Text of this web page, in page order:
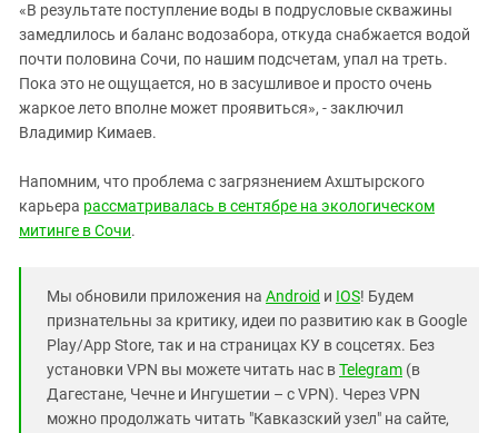
«В результате поступление воды в подрусловые скважины
замедлилось и баланс водозабора, откуда снабжается водой
почти половина Сочи, по нашим подсчетам, упал на треть.
Пока это не ощущается, но в засушливое и просто очень
жаркое лето вполне может проявиться», - заключил
Владимир Кимаев.
Напомним, что проблема с загрязнением Ахштырского
карьера рассматривалась в сентябре на экологическом
митинге в Сочи.
Мы обновили приложения на Android и IOS! Будем
признательны за критику, идеи по развитию как в Google
Play/App Store, так и на страницах КУ в соцсетях. Без
установки VPN вы можете читать нас вTelegram (в
Дагестане, Чечне и Ингушетии – с VPN). Через VPN
можно продолжать читать "Кавказский узел" на сайте,